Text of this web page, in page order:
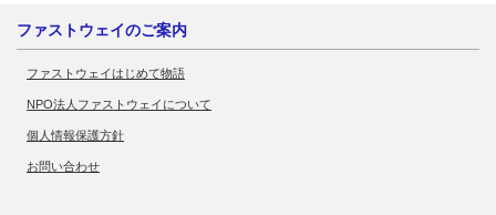
ファストウェイのご案内
ファストウェイはじめて物語
NPO法人ファストウェイについて
個人情報保護方針
お問い合わせ